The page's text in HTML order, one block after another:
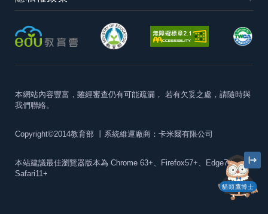
貓頭鷹博士
本網站內容豐富，雖經審查仍有可能疏漏， 若有欠妥之處，請隨時與
我們聯絡。
Copyright©2014教育部 丨系統維運廠商：卡米爾有限公司
本站建議最佳瀏覽器版本為 Chrome 63+、Firefox57+、Edge79+及
Safari11+